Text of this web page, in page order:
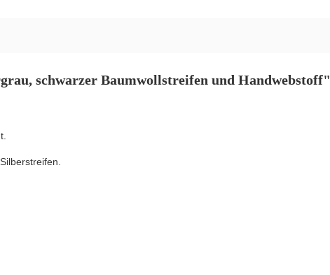
schwarzer Baumwollstreifen und Handwebstoff"